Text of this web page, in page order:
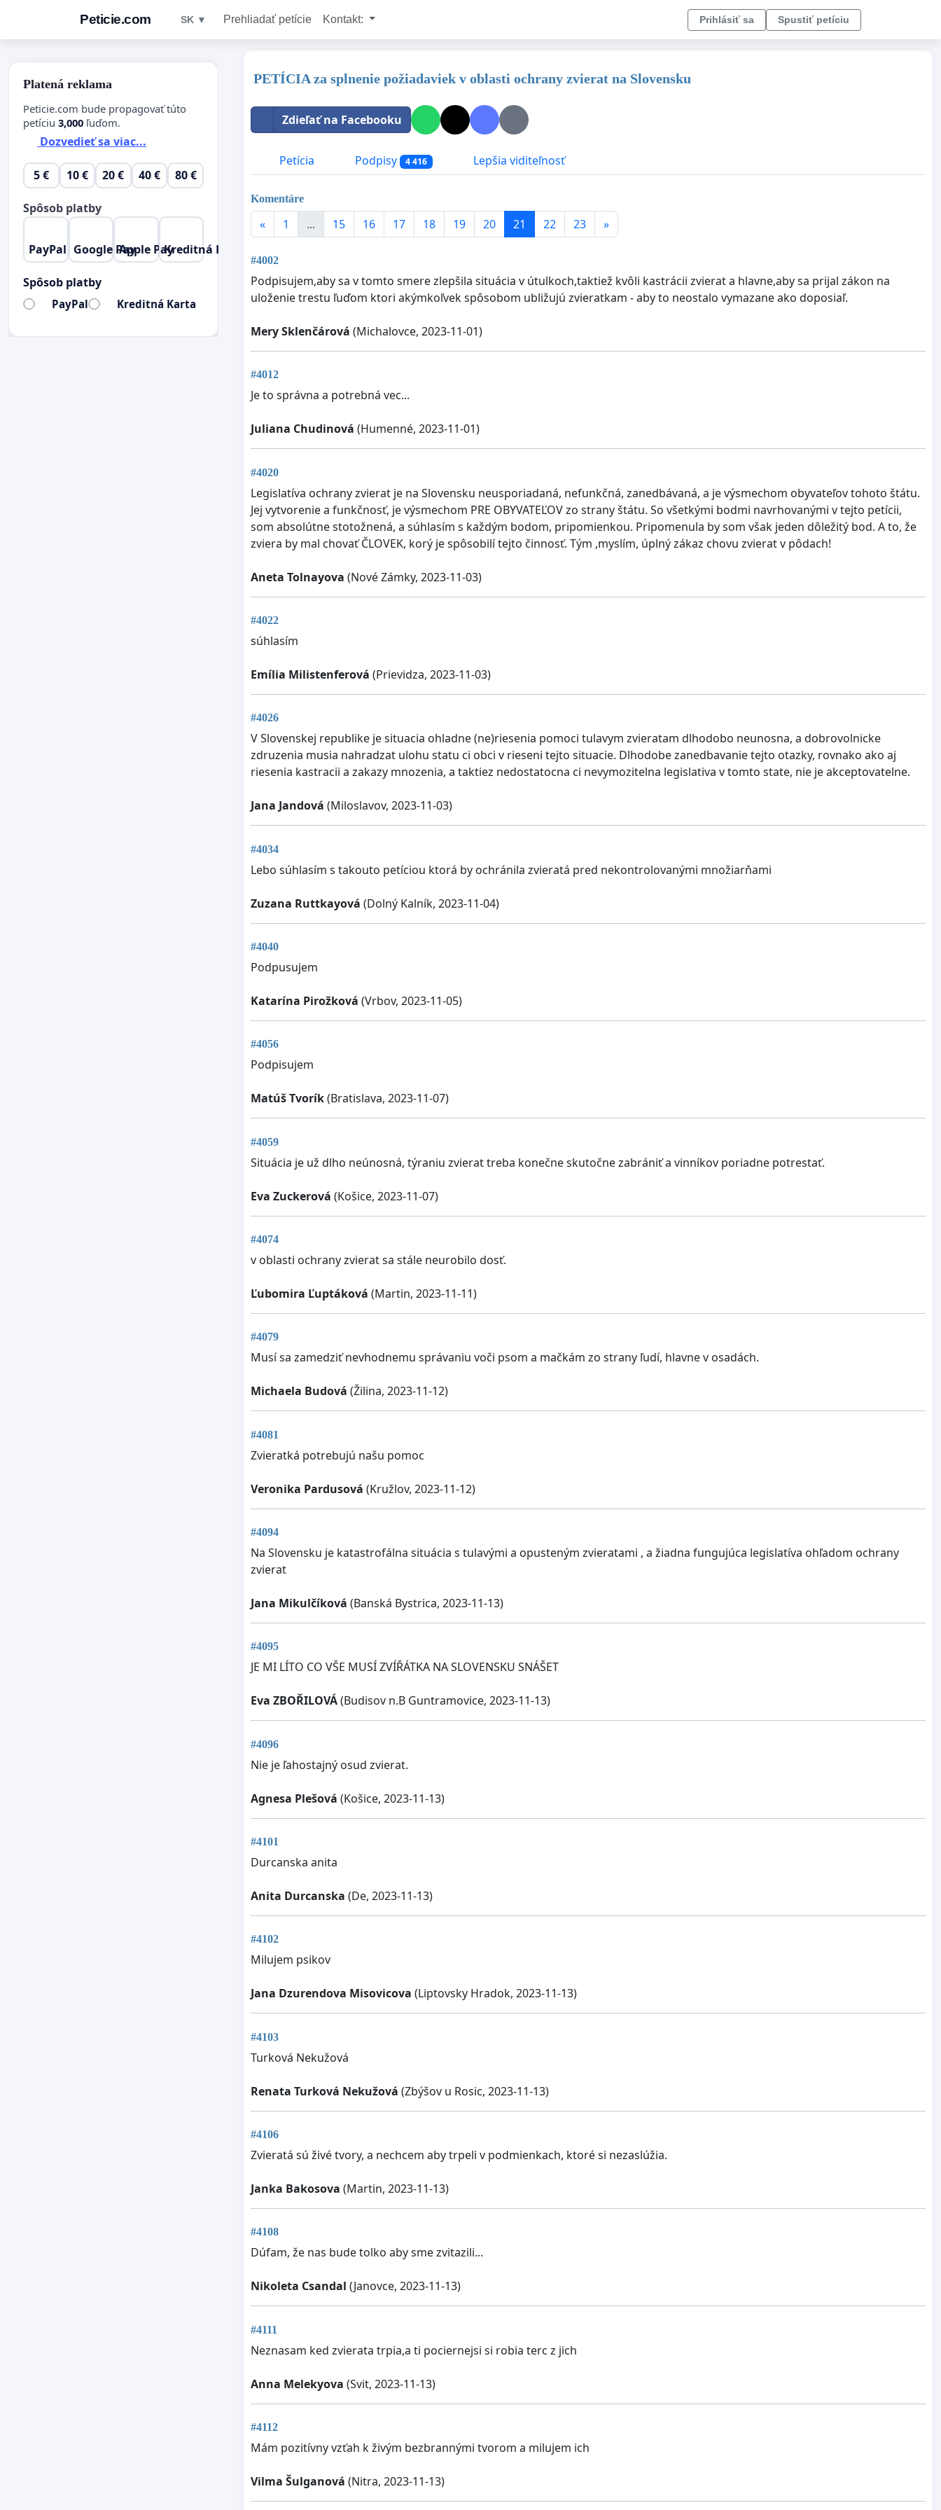
Peticie.com SK ▼ Prehliadať petície Kontakt: Prihlásiť sa Spustiť petíciu
PETÍCIA za splnenie požiadaviek v oblasti ochrany zvierat na Slovensku
Zdieľať na Facebooku
Petícia Podpisy 4 416 Lepšia viditeľnosť
Komentáre
« 1 ... 15 16 17 18 19 20 21 22 23 »
#4002
Podpisujem,aby sa v tomto smere zlepšila situácia v útulkoch,taktiež kvôli kastrácii zvierat a hlavne,aby sa prijal zákon na
uloženie trestu ľuďom ktori akýmkoľvek spôsobom ubližujú zvieratkam - aby to neostalo vymazane ako doposiaľ.
Mery Sklenčárová (Michalovce, 2023-11-01)
#4012
Je to správna a potrebná vec...
Juliana Chudinová (Humenné, 2023-11-01)
#4020
Legislatíva ochrany zvierat je na Slovensku neusporiadaná, nefunkčná, zanedbávaná, a je výsmechom obyvateľov tohoto štátu.
Jej vytvorenie a funkčnosť, je výsmechom PRE OBYVATEĽOV zo strany štátu. So všetkými bodmi navrhovanými v tejto petícii,
som absolútne stotožnená, a súhlasím s každým bodom, pripomienkou. Pripomenula by som však jeden dôležitý bod. A to, že
zviera by mal chovať ČLOVEK, korý je spôsobilí tejto činnosť. Tým ,myslím, úplný zákaz chovu zvierat v pôdach!
Aneta Tolnayova (Nové Zámky, 2023-11-03)
#4022
súhlasím
Emília Milistenferová (Prievidza, 2023-11-03)
#4026
V Slovenskej republike je situacia ohladne (ne)riesenia pomoci tulavym zvieratam dlhodobo neunosna, a dobrovolnicke
zdruzenia musia nahradzat ulohu statu ci obci v rieseni tejto situacie. Dlhodobe zanedbavanie tejto otazky, rovnako ako aj
riesenia kastracii a zakazy mnozenia, a taktiez nedostatocna ci nevymozitelna legislativa v tomto state, nie je akceptovatelne.
Jana Jandová (Miloslavov, 2023-11-03)
#4034
Lebo súhlasím s takouto petíciou ktorá by ochránila zvieratá pred nekontrolovanými množiarňami
Zuzana Ruttkayová (Dolný Kalník, 2023-11-04)
#4040
Podpusujem
Katarína Pirožková (Vrbov, 2023-11-05)
#4056
Podpisujem
Matúš Tvorík(Bratislava, 2023-11-07)
#4059
Situácia je už dlho neúnosná, týraniu zvierat treba konečne skutočne zabrániť a vinníkov poriadne potrestať.
Eva Zuckerová (Košice, 2023-11-07)
#4074
v oblasti ochrany zvierat sa stále neurobilo dosť.
Ľubomira Ľuptáková (Martin, 2023-11-11)
#4079
Musí sa zamedziť nevhodnemu správaniu voči psom a mačkám zo strany ľudí, hlavne v osadách.
Michaela Budová (Žilina, 2023-11-12)
#4081
Zvieratká potrebujú našu pomoc
Veronika Pardusová (Kružlov, 2023-11-12)
#4094
Na Slovensku je katastrofálna situácia s tulavými a opusteným zvieratami , a žiadna fungujúca legislatíva ohľadom ochrany
zvierat
Jana Mikulčíková (Banská Bystrica, 2023-11-13)
#4095
JE MI LÍTO CO VŠE MUSÍ ZVÍŘÁTKA NA SLOVENSKU SNÁŠET
Eva ZBOŘILOVÁ(Budisov n.B Guntramovice, 2023-11-13)
#4096
Nie je ľahostajný osud zvierat.
Agnesa Plešová (Košice, 2023-11-13)
#4101
Durcanska anita
Anita Durcanska (De, 2023-11-13)
#4102
Milujem psikov
Jana Dzurendova Misovicova (Liptovsky Hradok, 2023-11-13)
#4103
Turková Nekužová
Renata Turková Nekužová (Zbýšov u Rosic, 2023-11-13)
#4106
Zvieratá sú živé tvory, a nechcem aby trpeli v podmienkach, ktoré si nezaslúžia.
Janka Bakosova (Martin, 2023-11-13)
#4108
Dúfam, že nas bude tolko aby sme zvitazili...
Nikoleta Csandal (Janovce, 2023-11-13)
#4111
Neznasam ked zvierata trpia,a ti pociernejsi si robia terc z jich
Anna Melekyova (Svit, 2023-11-13)
#4112
Mám pozitívny vzťah k živým bezbrannými tvorom a milujem ich
Vilma Šulganová (Nitra, 2023-11-13)
Platená reklama
Peticie.com bude propagovať túto
petíciu 3,000 ľuďom.
Dozvedieť sa viac...
5 € 10 € 20 € 40 € 80 €
Spôsob platby
PayPal Google PayApple PayKreditná Karta
Spôsob platby
PayPal Kreditná Karta